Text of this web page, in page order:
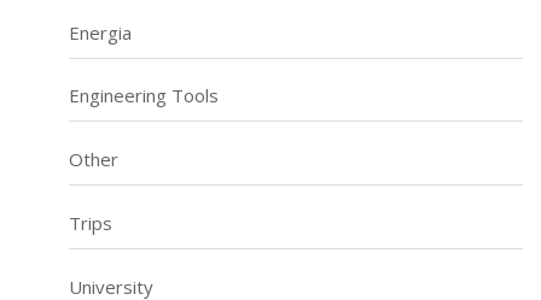
Energia
Engineering Tools
Other
Trips
University